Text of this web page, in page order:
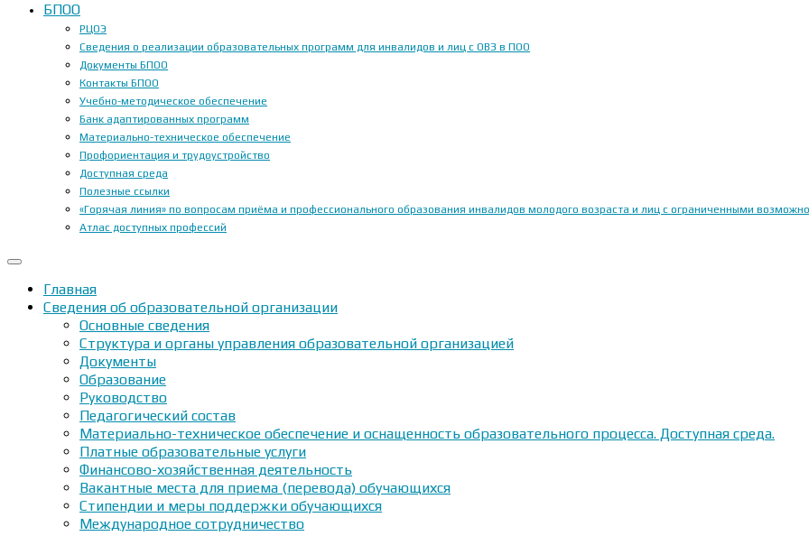
БПОО
РЦОЭ
Сведения о реализации образовательных программ для инвалидов и лиц с ОВЗ в ПОО
Документы БПОО
Контакты БПОО
Учебно-методическое обеспечение
Банк адаптированных программ
Материально-техническое обеспечение
Профориентация и трудоустройство
Доступная среда
Полезные ссылки
«Горячая линия» по вопросам приёма и профессионального образования инвалидов молодого возраста и лиц с ограниченными
Атлас доступных профессий
Главная
Сведения об образовательной организации
Основные сведения
Структура и органы управления образовательной организацией
Документы
Образование
Руководство
Педагогический состав
Материально-техническое обеспечение и оснащенность образовательного процесса. Доступная среда.
Платные образовательные услуги
Финансово-хозяйственная деятельность
Вакантные места для приема (перевода) обучающихся
Стипендии и меры поддержки обучающихся
Международное сотрудничество